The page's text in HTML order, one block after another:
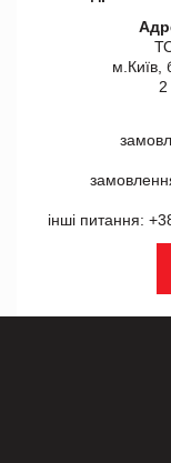
м.Київ,
інші питання: